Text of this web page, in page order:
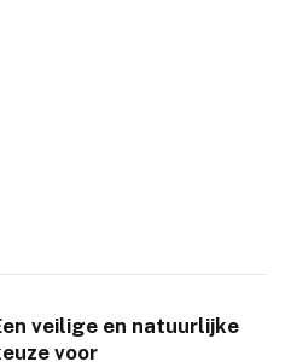
veilige en natuurlijke
voor